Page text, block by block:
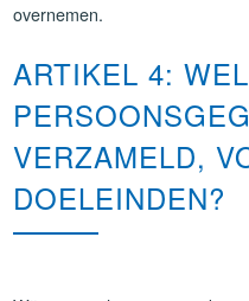
overnemen.
ARTIKEL 4:
VERZAMELD,
DOELEINDEN?